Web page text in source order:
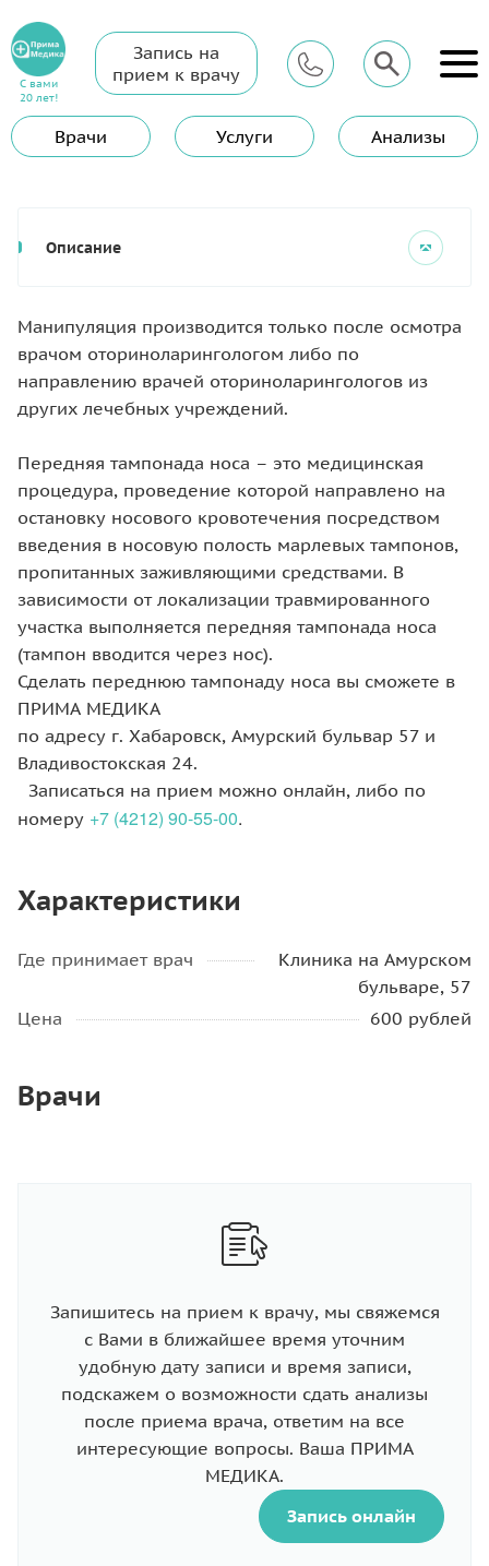
С вами
20 лет!
Запись на
прием к врачу
Врачи Услуги Анализы
Главная
ЛОР (Отоларинголог)
Передняя тампонада носа
Передняя тампонада носа
Описание
Манипуляция производится только после осмотра
врачом оториноларингологом либо по
направлению врачей оториноларингологов из
других лечебных учреждений.
Передняя тампонада носа – это медицинская
процедура, проведение которой направлено на
остановку носового кровотечения посредством
введения в носовую полость марлевых тампонов,
пропитанных заживляющими средствами. В
зависимости от локализации травмированного
участка выполняется передняя тампонада носа
(тампон вводится через нос).
Сделать переднюю тампонаду носа вы сможете в
ПРИМА МЕДИКА
по адресу г. Хабаровск, Амурский бульвар 57 и
Владивостокская 24.
Записаться на прием можно онлайн, либо по
номеру +7 (4212) 90-55-00.
Характеристики
Где принимает врач
Клиника на Амурском
бульваре, 57
Цена
600 рублей
Врачи
Запишитесь на прием к врачу, мы свяжемся
с Вами в ближайшее время уточним
удобную дату записи и время записи,
подскажем о возможности сдать анализы
после приема врача, ответим на все
интересующие вопросы. Ваша ПРИМА
МЕДИКА.
Запись онлайн